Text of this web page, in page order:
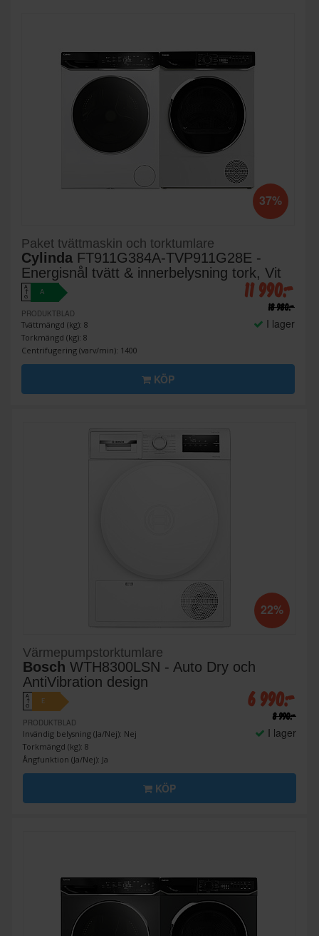
37%
Paket tvättmaskin och torktumlare
Cylinda FT911G384A-TVP911G28E -
Energisnål tvätt & innerbelysning tork, Vit
A
↑
G
A
PRODUKTBLAD
Tvättmängd (kg): 8
Torkmängd (kg): 8
Centrifugering (varv/min): 1400
11 990:-
18 980:-
I lager
KÖP
22%
Värmepumpstorktumlare
Bosch WTH8300LSN - Auto Dry och
AntiVibration design
A
↑
G
E
PRODUKTBLAD
Invändig belysning (Ja/Nej): Nej
Torkmängd (kg): 8
Ångfunktion (Ja/Nej): Ja
6 990:-
8 990:-
I lager
KÖP